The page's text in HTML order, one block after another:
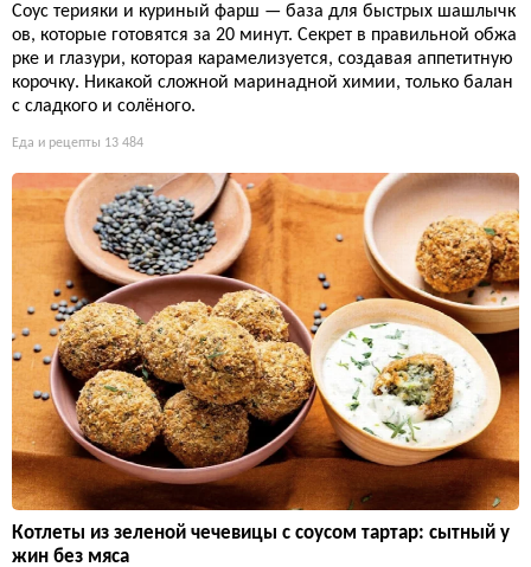
Соус терияки и куриный фарш — база для быстрых шашлычк
ов, которые готовятся за 20 минут. Секрет в правильной обжа
рке и глазури, которая карамелизуется, создавая аппетитную
корочку. Никакой сложной маринадной химии, только балан
с сладкого и солёного.
Еда и рецепты 13 484
Котлеты из зеленой чечевицы с соусом тартар: сытный у
жин без мяса